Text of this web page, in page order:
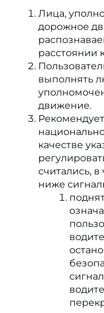
Лица,
дорожное
расстоянии
выполнять
движение.
качестве
считались,
ниже